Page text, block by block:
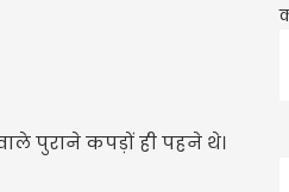
पुराने कपड़ों ही पहने थे।